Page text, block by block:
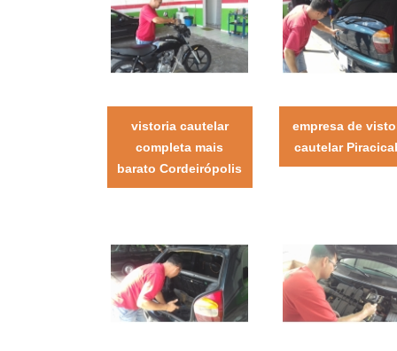
vistoria cautelar
completa mais
barato Cordeirópolis
empresa de
cautelar